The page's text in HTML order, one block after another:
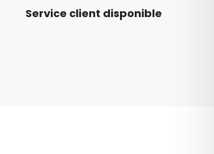
Service client disponible